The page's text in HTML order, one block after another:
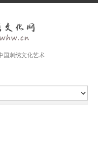
刺绣文化艺术